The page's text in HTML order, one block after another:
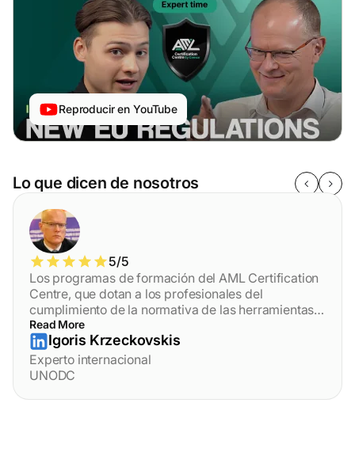
Reproducir en YouTube
Lo que dicen de nosotros
5/5
Los programas de formación del AML Certification
Centre, que dotan a los profesionales del
cumplimiento de la normativa de las herramientas
necesarias para identificar y neutralizar las
amenazas a las que se enfrentan las entidades
obligadas, constituyen un eficaz conjunto de
herramientas contra la delincuencia financiera de
Read More
Igoris Krzeckovskis
Experto internacional
UNODC